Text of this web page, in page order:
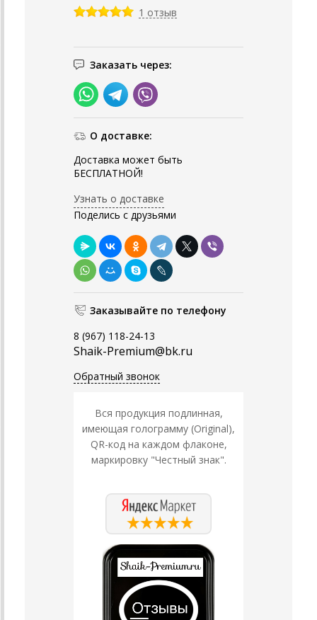
1 отзыв
Заказать через:
О доставке:
Доставка может быть
БЕСПЛАТНОЙ!
Узнать о доставке
Поделись с друзьями
Заказывайте по телефону
8 (967) 118-24-13
Shaik-Premium@bk.ru
Обратный звонок
Вся продукция подлинная,
имеющая голограмму (Original),
QR-код на каждом флаконе,
маркировку "Честный знак".